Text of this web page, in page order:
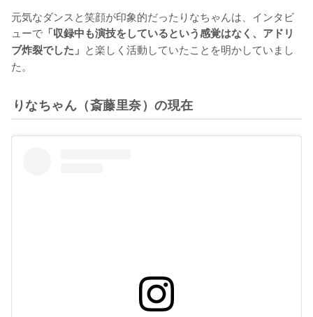
元気なダンスと笑顔が印象的だったりなちゃんは、インタビ
ューで 「収録中も演技をしているという感覚はなく、アドリ
ブ炸裂でした」 と楽しく活動していたことを明かしていまし
た。
りなちゃん（斎藤里奈）の現在